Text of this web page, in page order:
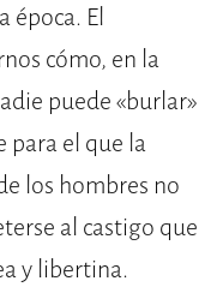
época. El
cómo, en la
puede «burlar»
para el que la
los hombres no
al castigo que
y libertina.